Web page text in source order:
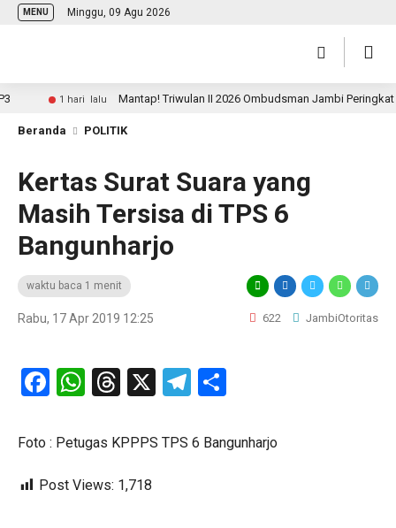
MENU Minggu, 09 Agu 2026
1 hari lalu Mantap! Triwulan II 2026 Ombudsman Jambi Peringkat 3
Beranda POLITIK
Kertas Surat Suara yang
Masih Tersisa di TPS 6
Bangunharjo
waktu baca 1 menit
Rabu, 17 Apr 2019 12:25 622 JambiOtoritas
Facebook
WhatsApp
Threads
X Telegram
Foto : Petugas KPPPS TPS 6 Bangunharjo
Post Views: 1,718